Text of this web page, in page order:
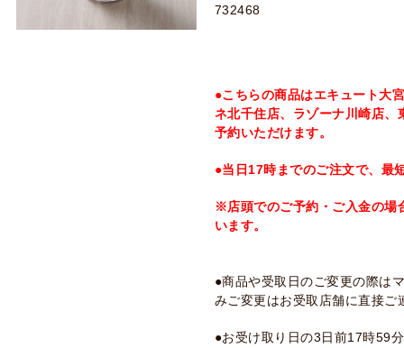
732468
●こちらの商品はエキュート大
ネ北千住店、ラゾーナ川崎店
予約いただけます。
●当日17時までのご注文で、最
※店頭でのご予約・ご入金の場
います。
●商品や受取日のご変更の際は
みご変更はお受取店舗に直接ご
●お受け取り日の3日前17時59